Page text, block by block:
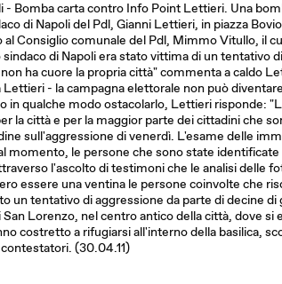
Bomba carta contro Info Point Lettieri. Una
di Napoli del Pdl, Gianni Lettieri, in piazza
Consiglio comunale del Pdl, Mimmo Vitullo, il
di Napoli era stato vittima di un tentativo
ha cuore la propria città" commenta a caldo
- la campagna elettorale non può
in qualche modo ostacolarlo, Lettieri risponde:
la città e per la maggior parte dei cittadini che
sull'aggressione di venerdì. L'esame delle
momento, le persone che sono state
l'ascolto di testimoni che le analisi delle
essere una ventina le persone coinvolte che
un tentativo di aggressione da parte di decine di
Lorenzo, nel centro antico della città, dove si
costretto a rifugiarsi all'interno della basilica,
(30.04.11)